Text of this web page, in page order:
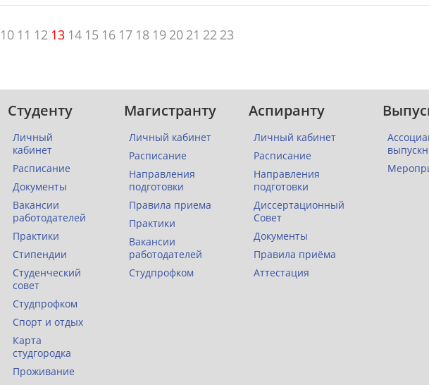
10 11 12 13 14 15 16 17 18 19 20 21 22 23
Студенту
Личный
кабинет
Расписание
Документы
Вакансии
работодателей
Практики
Стипендии
Студенческий
совет
Студпрофком
Спорт и отдых
Карта
студгородка
Проживание
Магистранту
Личный кабинет
Расписание
Направления
подготовки
Правила приема
Практики
Вакансии
работодателей
Студпрофком
Аспиранту
Личный кабинет
Расписание
Направления
подготовки
Диссертационный
Совет
Документы
Правила приёма
Аттестация